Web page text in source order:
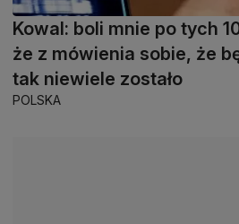
Kowal: boli mnie po tych
że z mówienia sobie, że
tak niewiele zostało
POLSKA